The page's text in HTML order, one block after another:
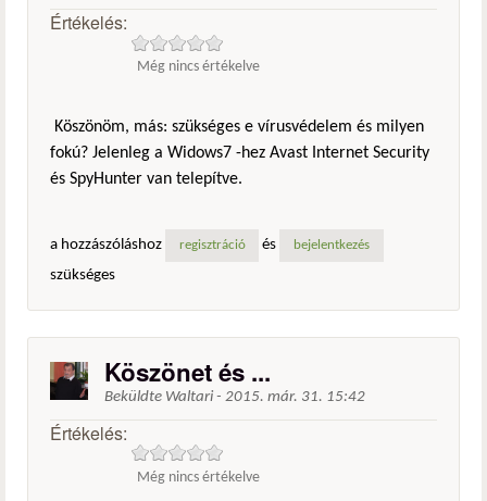
Értékelés:
Még nincs értékelve
Köszönöm, más: szükséges e vírusvédelem és milyen
fokú? Jelenleg a Widows7 -hez Avast Internet Security
és SpyHunter van telepítve.
a hozzászóláshoz regisztráció és bejelentkezés
szükséges
Köszönet és ...
Beküldte Waltari - 2015. már. 31. 15:42
Értékelés:
Még nincs értékelve